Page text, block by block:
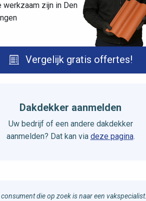
werkzaam zijn in Den
Vergelijk gratis offertes!
Dakdekker aanmelden
Uw bedrijf of een andere dakdekker
aanmelden? Dat kan via deze pagina.
die op zoek is naar een vakspecialist.